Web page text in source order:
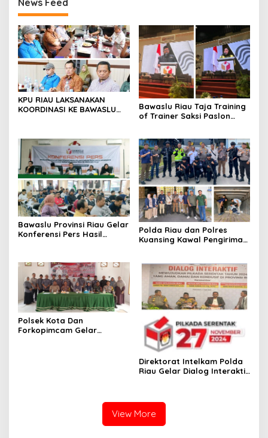
News Feed
KPU RIAU LAKSANAKAN
KOORDINASI KE BAWASLU
Bawaslu Riau Taja Training
of Trainer Saksi Paslon
Bawaslu Provinsi Riau Gelar
Konferensi Pers Hasil
Pada Masa Kampanye 2024
Polda Riau dan Polres
Kuansing Kawal Pengiriman
Polsek Kota Dan
Forkopimcam Gelar
Direktorat Intelkam Polda
Riau Gelar Dialog Interaktif
View More